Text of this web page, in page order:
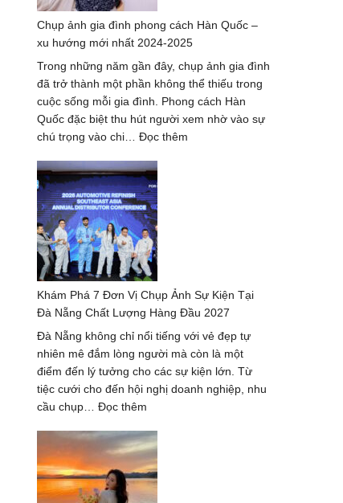
Huế
–
bộ
đẹp
nhất
Chụp ảnh gia đình phong cách Hàn Quốc –
xu hướng mới nhất 2024-2025
Trong những năm gần đây, chụp ảnh gia đình
đã trở thành một phần không thể thiếu trong
cuộc sống mỗi gia đình. Phong cách Hàn
Quốc đặc biệt thu hút người xem nhờ vào sự
chú trọng vào chi… Đọc thêm
–
xu
hướng
mới
nhất
2024-
Khám Phá 7 Đơn Vị Chụp Ảnh Sự Kiện Tại
Đà Nẵng Chất Lượng Hàng Đầu 2027
Đà Nẵng không chỉ nổi tiếng với vẻ đẹp tự
nhiên mê đắm lòng người mà còn là một
điểm đến lý tưởng cho các sự kiện lớn. Từ
tiệc cưới cho đến hội nghị doanh nghiệp, nhu
cầu chụp… Đọc thêm
Phá
7
Đơn
Vị